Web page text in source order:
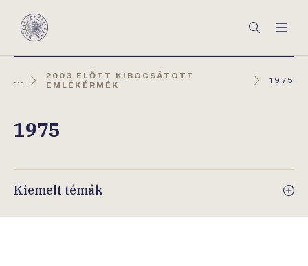
Magyar
Keresés
...
2003 ELŐTT KIBOCSÁTOTT
EMLÉKÉRMÉK
1975
1975
Kiemelt témák